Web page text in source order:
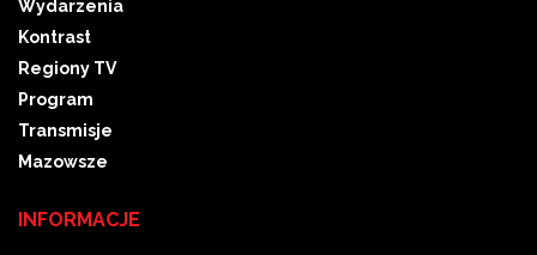
Wydarzenia
Kontrast
Regiony TV
Program
Transmisje
Mazowsze
INFORMACJE